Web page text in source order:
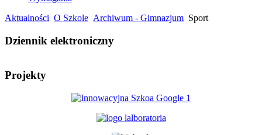
Aktualności O Szkole Archiwum - Gimnazjum Sport
Dziennik elektroniczny
Projekty